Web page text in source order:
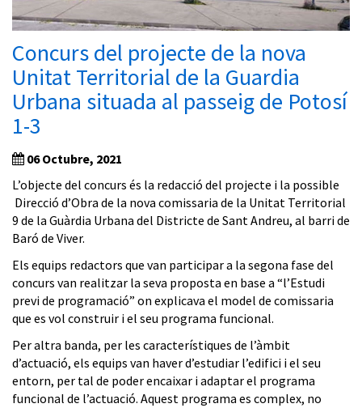
Concurs del projecte de la nova
Unitat Territorial de la Guardia
Urbana situada al passeig de Potosí
1-3
06 Octubre, 2021
L’objecte del concurs és la redacció del projecte i la possible
Direcció d’Obra de la nova comissaria de la Unitat Territorial
9 de la Guàrdia Urbana del Districte de Sant Andreu, al barri de
Baró de Viver.
Els equips redactors que van participar a la segona fase del
concurs van realitzar la seva proposta en base a “l’Estudi
previ de programació” on explicava el model de comissaria
que es vol construir i el seu programa funcional.
Per altra banda, per les característiques de l’àmbit
d’actuació, els equips van haver d’estudiar l’edifici i el seu
entorn, per tal de poder encaixar i adaptar el programa
funcional de l’actuació. Aquest programa es complex, no